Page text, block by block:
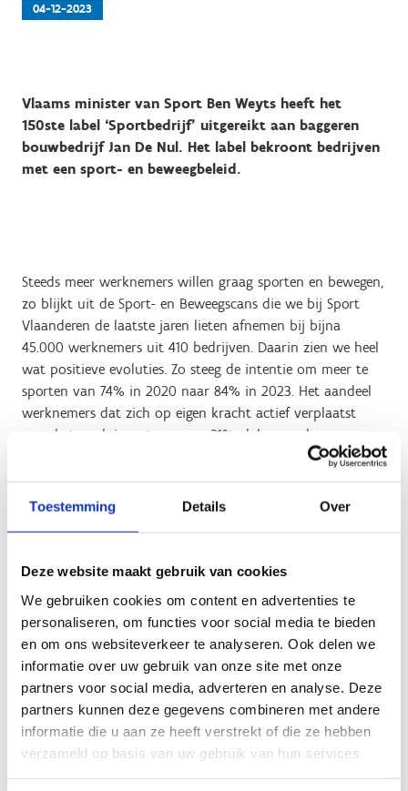
Toestemming Details Over
Deze website maakt gebruik van cookies
We gebruiken cookies om content en advertenties te
personaliseren, om functies voor social media te bieden
en om ons websiteverkeer te analyseren. Ook delen we
informatie over uw gebruik van onze site met onze
partners voor social media, adverteren en analyse. Deze
partners kunnen deze gegevens combineren met andere
informatie die u aan ze heeft verstrekt of die ze hebben
verzameld op basis van uw gebruik van hun services.
04-12-2023
Vlaams minister van Sport Ben Weyts heeft het
150ste label ‘Sportbedrijf’ uitgereikt aan baggeren
bouwbedrijf Jan De Nul. Het label bekroont bedrijven
met een sport- en beweegbeleid.
Steeds meer werknemers willen graag sporten en bewegen,
zo blijkt uit de Sport- en Beweegscans die we bij Sport
Vlaanderen de laatste jaren lieten afnemen bij bijna
45.000 werknemers uit 410 bedrijven. Daarin zien we heel
wat positieve evoluties. Zo steeg de intentie om meer te
sporten van 74% in 2020 naar 84% in 2023. Het aandeel
werknemers dat zich op eigen kracht actief verplaatst
naar het werk is gestegen van 21% vlak voor de
coronacrisis naar 29% vandaag. Maar liefst 71% van de
werknemers zou graag actief en op eigen kracht naar het
werk komen – vlak voor de coronacrisis was dat 49%.
kunnen hierop inspelen door een sport- en beweegbeleid
kleedkamers.
Om al die inspanningen te stimuleren, riepen we vorig jaar
het label ‘Sportbedrijf’in het leven.Vlaams minister van
Sport Ben Weytsheeft nu het 150e label ‘Sportbedrijf’
uitgereikt aan baggeraar Jan De Nul in Aalst. Het bedrijf
ging in op de ondersteuningsmogelijkheden van Sport
Vlaanderen en bouwde een beweegbeleid uit. Zo werd er
een FIT-comité opgericht dat initiatieven neemt om